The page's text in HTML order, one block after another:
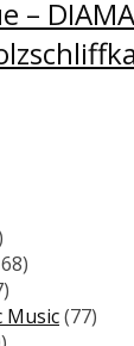
–
Music(77)